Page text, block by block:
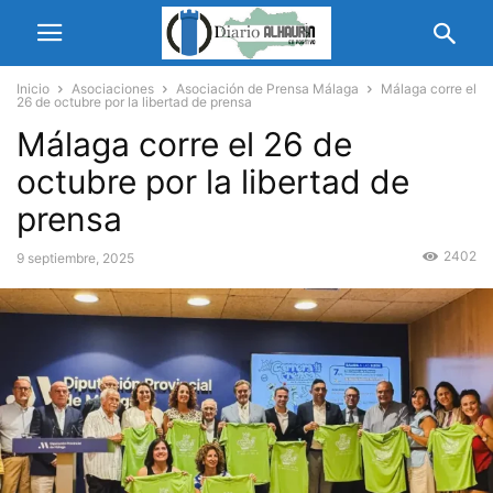
Inicio Asociaciones Asociación de Prensa Málaga
Málaga corre el
26 de octubre por la libertad de prensa
Málaga corre el 26 de
octubre por la libertad de
prensa
9 septiembre, 2025 2402